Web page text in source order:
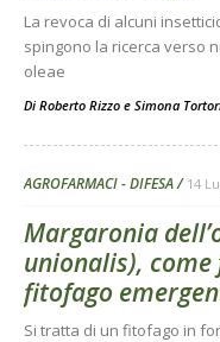
La revoca di alcuni
spingono la ricerca verso
oleae
Di Roberto Rizzo e Simona
AGROFARMACI - DIFESA 14
Margaronia
unionalis),
fitofago
Si tratta di un fitofago in